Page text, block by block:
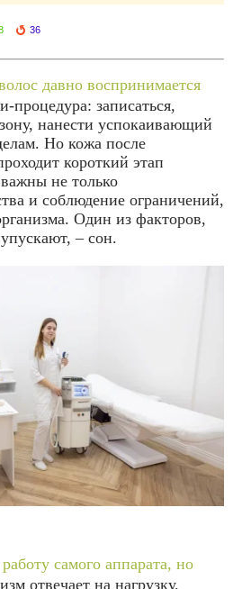
36
давно воспринимается
записаться,
нанести успокаивающий
Но кожа после
короткий этап
не только
и соблюдение ограничений,
Один из факторов,
– сон.
самого аппарата, но
отвечает на нагрузку.